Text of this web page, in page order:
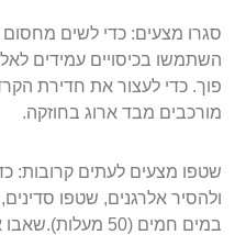
סגרו מצעים: כדי לשים
השתמשו בכיסויים עמידים
פוך. כדי לעצור את חדירת
מורכבים מבד ארוג בחוזקה.
שטפו מצעים לעתים קרובות:
ולהסיר אלרגנים, שטפו
במים חמים (50